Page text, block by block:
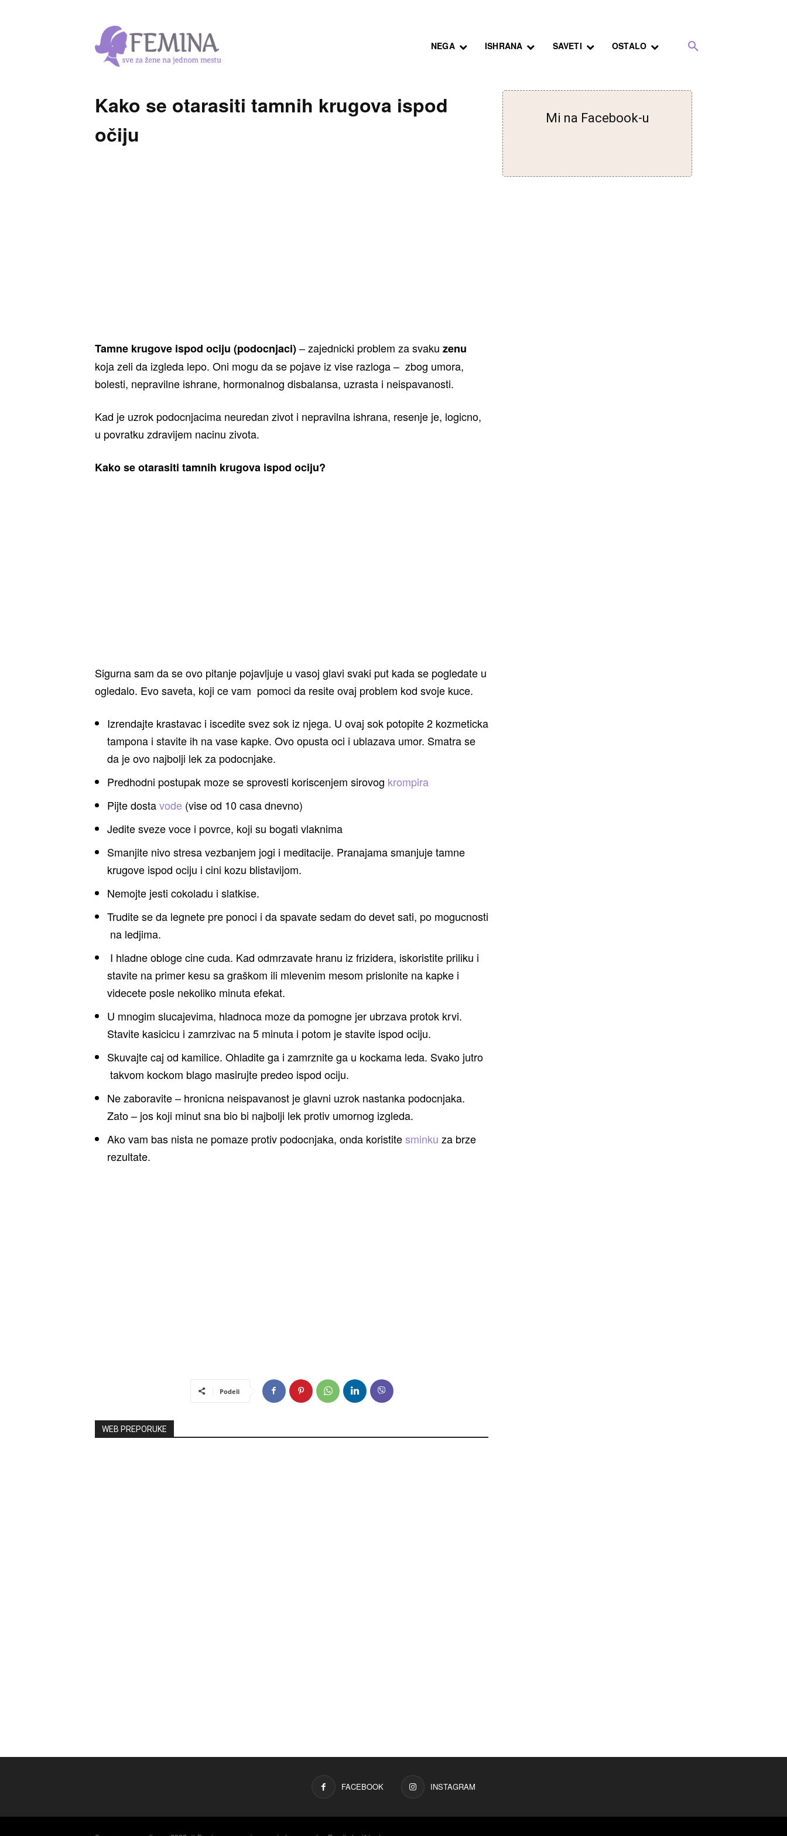
NEGA ISHRANA SAVETI OSTALO
Kako se otarasiti tamnih krugova ispod
očiju
Tamne krugove ispod ociju (podocnjaci)– zajednicki problem za svaku zenu
koja zeli da izgleda lepo. Oni mogu da se pojave iz vise razloga – zbog umora,
bolesti, nepravilne ishrane, hormonalnog disbalansa, uzrasta i neispavanosti.
Kad je uzrok podocnjacima neuredan zivot i nepravilna ishrana, resenje je, logicno,
u povratku zdravijem nacinu zivota.
Kako se otarasiti tamnih krugova ispod ociju?
Sigurna sam da se ovo pitanje pojavljuje u vasoj glavi svaki put kada se pogledate u
ogledalo. Evo saveta, koji ce vam pomoci da resite ovaj problem kod svoje kuce.
Izrendajte krastavac i iscedite svez sok iz njega. U ovaj sok potopite 2 kozmeticka
tampona i stavite ih na vase kapke. Ovo opusta oci i ublazava umor. Smatra se
da je ovo najbolji lek za podocnjake.
Predhodni postupak moze se sprovesti koriscenjem sirovog krompira
Pijte dostavode (vise od 10 casa dnevno)
Jedite sveze voce i povrce, koji su bogati vlaknima
Smanjite nivo stresa vezbanjem jogi i meditacije. Pranajama smanjuje tamne
krugove ispod ociju i cini kozu blistavijom.
Nemojte jesti cokoladu i slatkise.
Trudite se da legnete pre ponoci i da spavate sedam do devet sati, po mogucnosti
na ledjima.
I hladne obloge cine cuda. Kad odmrzavate hranu iz frizidera, iskoristite priliku i
stavite na primer kesu sa graškom ili mlevenim mesom prislonite na kapke i
videcete posle nekoliko minuta efekat.
U mnogim slucajevima, hladnoca moze da pomogne jer ubrzava protok krvi.
Stavite kasicicu i zamrzivac na 5 minuta i potom je stavite ispod ociju.
Skuvajte caj od kamilice. Ohladite ga i zamrznite ga u kockama leda. Svako jutro
takvom kockom blago masirujte predeo ispod ociju.
Ne zaboravite – hronicna neispavanost je glavni uzrok nastanka podocnjaka.
Zato – jos koji minut sna bio bi najbolji lek protiv umornog izgleda.
Ako vam bas nista ne pomaze protiv podocnjaka, onda koristitesminku za brze
rezultate.
Podeli
WEB PREPORUKE
Mi na Facebook-u
FACEBOOK INSTAGRAM